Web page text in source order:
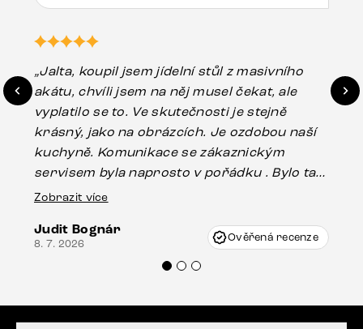
„Jalta, koupil jsem jídelní stůl z masivního
akátu, chvíli jsem na něj musel čekat, ale
vyplatilo se to. Ve skutečnosti je stejně
krásný, jako na obrázcích. Je ozdobou naší
kuchyně. Komunikace se zákaznickým
servisem byla naprosto v pořádku . Bylo tam
drobné poškození u nohy stolu, které mohlo
Vincze mi velmi korektně vyšli vstříc.
Doporučuji produkty Delife všem.“
Zobrazit více
Judit Bognár
8. 7. 2026 Ověřená recenze